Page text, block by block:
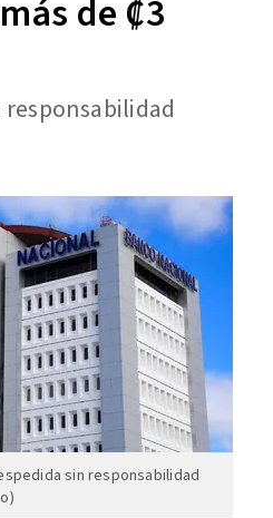
de ₡3
responsabilidad
sin responsabilidad